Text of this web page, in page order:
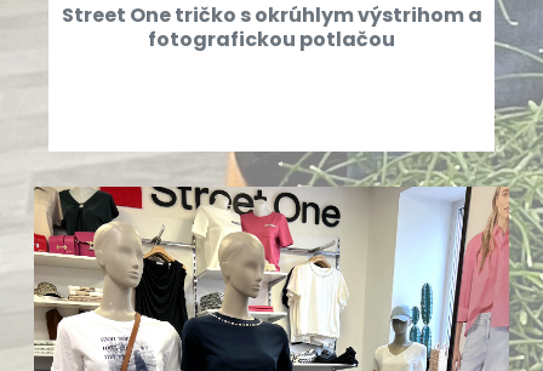
Street One tričko s okrúhlym výstrihom a
fotografickou potlačou